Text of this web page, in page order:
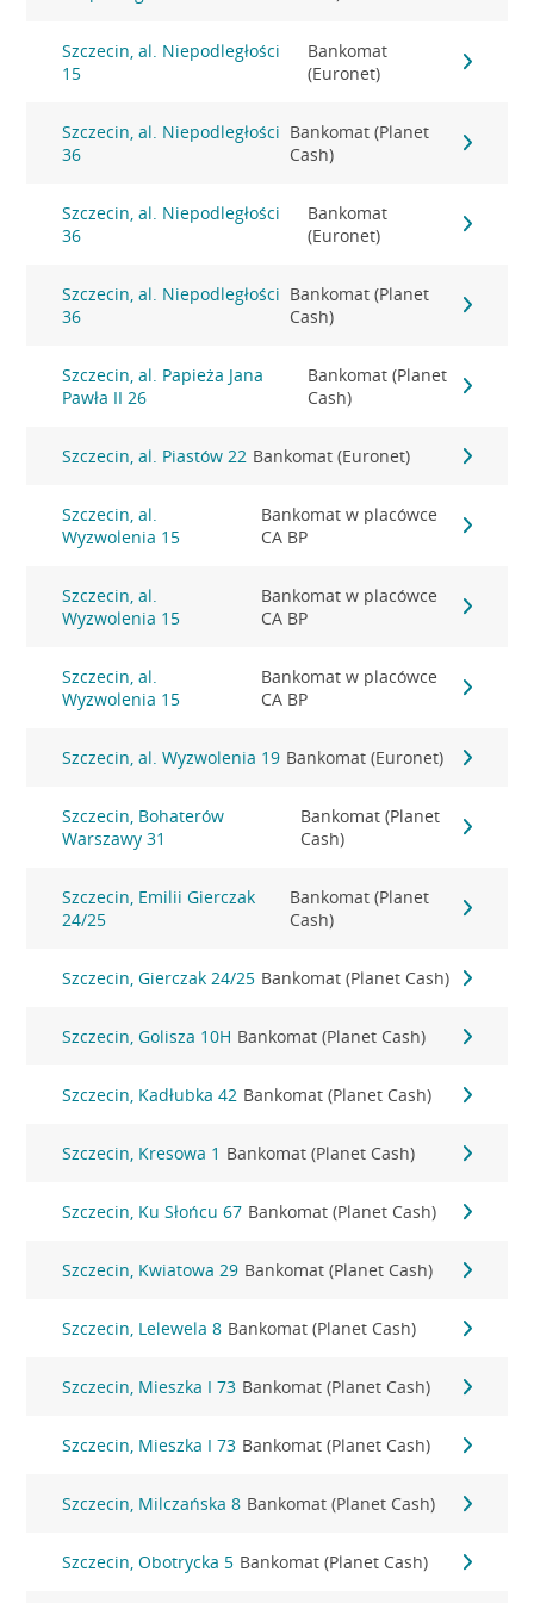
Szczecin, al. Niepodległości
15
Bankomat
(Euronet)
Szczecin, al. Niepodległości
36
Bankomat (Planet
Cash)
Szczecin, al. Niepodległości
36
Bankomat
(Euronet)
Szczecin, al. Niepodległości
36
Bankomat (Planet
Cash)
Szczecin, al. Papieża Jana
Pawła II 26
Bankomat (Planet
Cash)
Szczecin, al. Piastów 22 Bankomat (Euronet)
Szczecin, al.
Wyzwolenia 15
Bankomat w placówce
CA BP
Szczecin, al.
Wyzwolenia 15
Bankomat w placówce
CA BP
Szczecin, al.
Wyzwolenia 15
Bankomat w placówce
CA BP
Szczecin, al. Wyzwolenia 19 Bankomat (Euronet)
Szczecin, Bohaterów
Warszawy 31
Bankomat (Planet
Cash)
Szczecin, Emilii Gierczak
24/25
Bankomat (Planet
Cash)
Szczecin, Gierczak 24/25 Bankomat (Planet Cash)
Szczecin, Golisza 10H Bankomat (Planet Cash)
Szczecin, Kadłubka 42 Bankomat (Planet Cash)
Szczecin, Kresowa 1 Bankomat (Planet Cash)
Szczecin, Ku Słońcu 67 Bankomat (Planet Cash)
Szczecin, Kwiatowa 29 Bankomat (Planet Cash)
Szczecin, Lelewela 8 Bankomat (Planet Cash)
Szczecin, Mieszka I 73 Bankomat (Planet Cash)
Szczecin, Mieszka I 73 Bankomat (Planet Cash)
Szczecin, Milczańska 8 Bankomat (Planet Cash)
Szczecin, Obotrycka 5 Bankomat (Planet Cash)